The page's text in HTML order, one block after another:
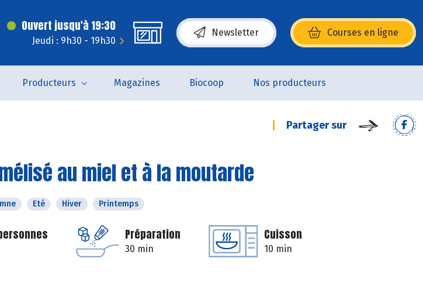
Ouvert jusqu'à 19:30
Jeudi : 9h30 - 19h30
Newsletter Courses en ligne
(s’ouvre dans une nouvelle fenêtre)
Producteurs Magazines Biocoop Nos producteurs
Partager sur
au miel et à la moutarde
Eté Hiver Printemps
Préparation
30 min
Cuisson
10 min